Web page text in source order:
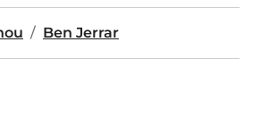
Ben Jerrar